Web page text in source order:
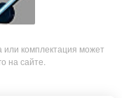
или комплектация может
на сайте.